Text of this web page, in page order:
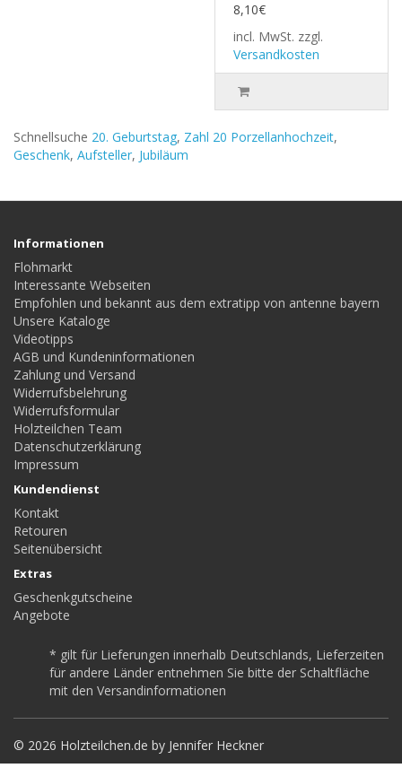
8,10€
incl. MwSt. zzgl.
Versandkosten
Schnellsuche 20. Geburtstag, Zahl 20 Porzellanhochzeit,
Geschenk, Aufsteller, Jubiläum
Informationen
Flohmarkt
Interessante Webseiten
Empfohlen und bekannt aus dem extratipp von antenne bayern
Unsere Kataloge
Videotipps
AGB und Kundeninformationen
Zahlung und Versand
Widerrufsbelehrung
Widerrufsformular
Holzteilchen Team
Datenschutzerklärung
Impressum
Kundendienst
Kontakt
Retouren
Seitenübersicht
Extras
Geschenkgutscheine
Angebote
* gilt für Lieferungen innerhalb Deutschlands, Lieferzeiten
für andere Länder entnehmen Sie bitte der Schaltfläche
mit den Versandinformationen
© 2026 Holzteilchen.de by Jennifer Heckner